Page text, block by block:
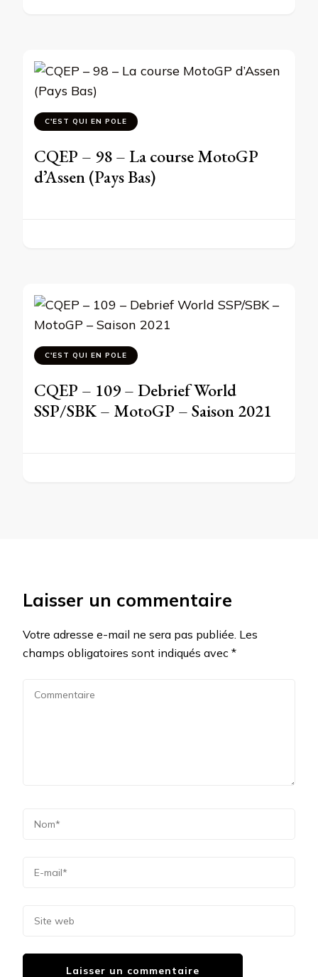
C'EST QUI EN POLE
CQEP – 98 – La course MotoGP
d’Assen (Pays Bas)
C'EST QUI EN POLE
CQEP – 109 – Debrief World
SSP/SBK – MotoGP – Saison 2021
Laisser un commentaire
Votre adresse e-mail ne sera pas publiée. Les
champs obligatoires sont indiqués avec *